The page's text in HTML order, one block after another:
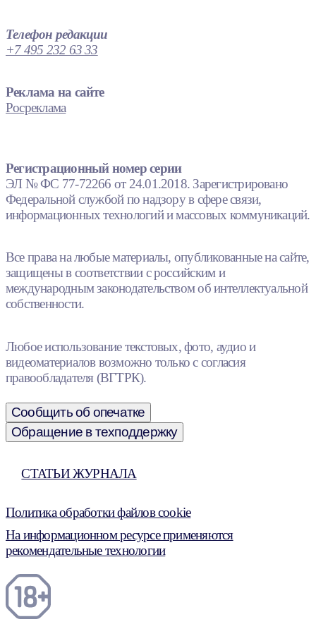
Телефон редакции
+7 495 232 63 33
Реклама на сайте
Росреклама
Регистрационный номер серии
ЭЛ № ФС 77-72266 от 24.01.2018. Зарегистрировано
Федеральной службой по надзору в сфере связи,
информационных технологий и массовых коммуникаций.
Все права на любые материалы, опубликованные на сайте,
защищены в соответствии с российским и
международным законодательством об интеллектуальной
собственности.
Любое использование текстовых, фото, аудио и
видеоматериалов возможно только с согласия
правообладателя (ВГТРК).
Сообщить об опечатке
Обращение в техподдержку
СТАТЬИ ЖУРНАЛА
Политика обработки файлов cookie
На информационном ресурсе применяются
рекомендательные технологии